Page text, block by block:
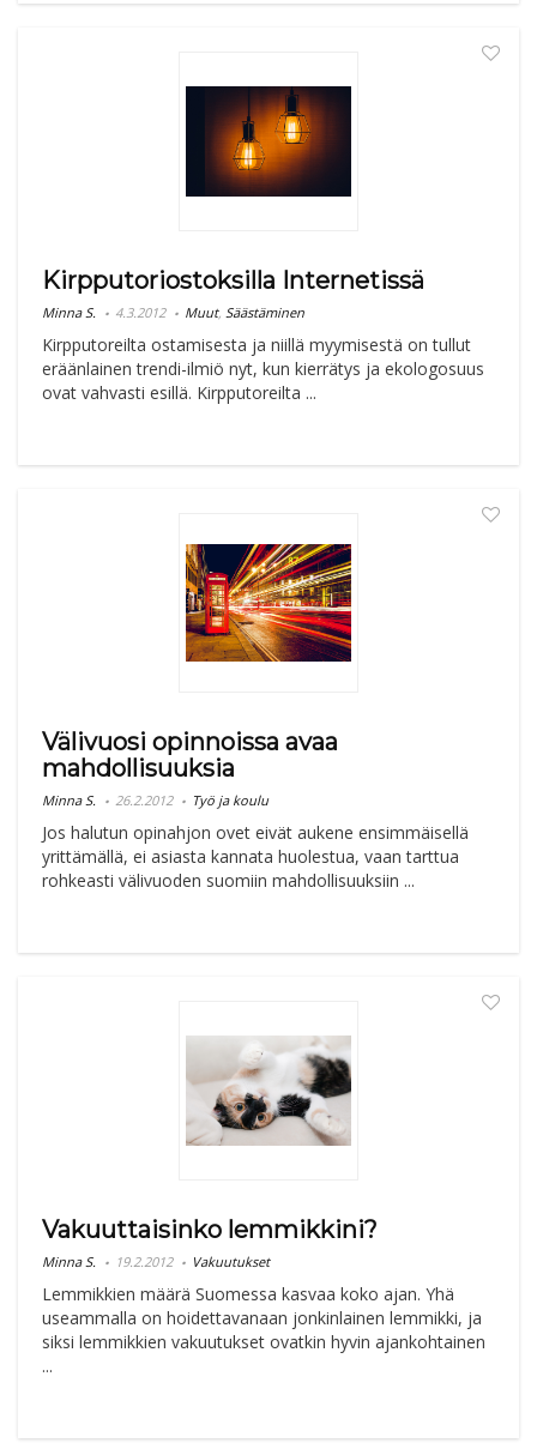
Kirpputoriostoksilla Internetissä
Minna S. 4.3.2012 Muut, Säästäminen
Kirpputoreilta ostamisesta ja niillä myymisestä on tullut
eräänlainen trendi-ilmiö nyt, kun kierrätys ja ekologosuus
ovat vahvasti esillä. Kirpputoreilta ...
Välivuosi opinnoissa avaa
mahdollisuuksia
Minna S. 26.2.2012 Työ ja koulu
Jos halutun opinahjon ovet eivät aukene ensimmäisellä
yrittämällä, ei asiasta kannata huolestua, vaan tarttua
rohkeasti välivuoden suomiin mahdollisuuksiin ...
Vakuuttaisinko lemmikkini?
Minna S. 19.2.2012 Vakuutukset
Lemmikkien määrä Suomessa kasvaa koko ajan. Yhä
useammalla on hoidettavanaan jonkinlainen lemmikki, ja
siksi lemmikkien vakuutukset ovatkin hyvin ajankohtainen
...